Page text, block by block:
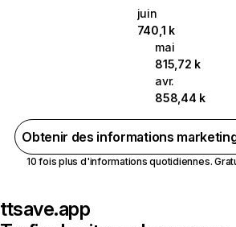
juin
740,1 k
mai
815,72 k
avr.
858,44 k
Obtenir des informations
10 fois plus d'informations quotidiennes.
ttsave.app